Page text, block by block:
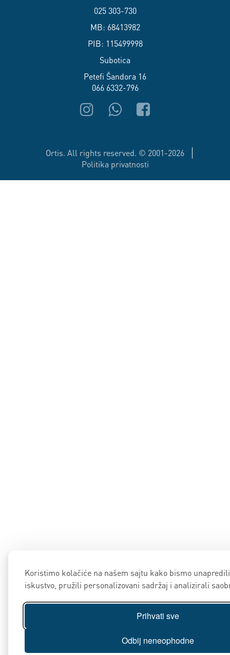
Koristimo kolačiće na našem sajtu kako bismo
iskustvo, pružili personalizovani sadržaj i analizirali
Prihvati sve
Odbij neneophodne
025 303-730
MB: 68413982
PIB: 115499998
Subotica
Petefi Šandora 16
066 6332-796
Ortis. All rights reserved. © 2001-2026
Politika privatnosti